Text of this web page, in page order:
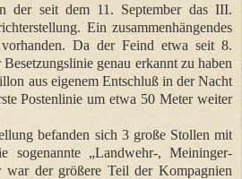
der seit dem 11. September das III.
Ein zusammenhängendes
Da der Feind etwa seit 8.
genau erkannt zu haben
aus eigenem Entschluß in der Nacht
Postenlinie um etwa 50 Meter weiter
befanden sich 3 große Stollen mit
sogenannte „Landwehr-, Meininger-
war der größere Teil der Kompagnien